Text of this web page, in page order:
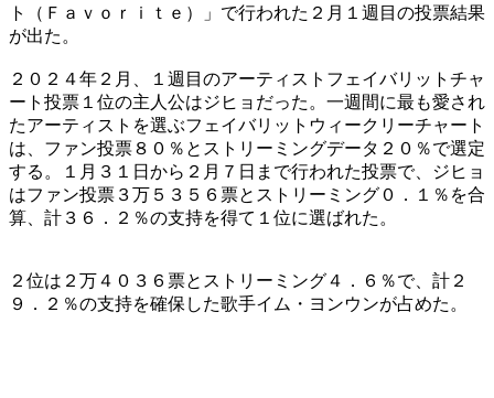
ト（Ｆａｖｏｒｉｔｅ）」で行われた２月１週目の投票結果
が出た。
２０２４年２月、１週目のアーティストフェイバリットチャ
ート投票１位の主人公はジヒョだった。一週間に最も愛され
たアーティストを選ぶフェイバリットウィークリーチャート
は、ファン投票８０％とストリーミングデータ２０％で選定
する。１月３１日から２月７日まで行われた投票で、ジヒョ
はファン投票３万５３５６票とストリーミング０．１％を合
算、計３６．２％の支持を得て１位に選ばれた。
​２位は２万４０３６票とストリーミング４．６％で、計２
９．２％の支持を確保した歌手イム・ヨンウンが占めた。